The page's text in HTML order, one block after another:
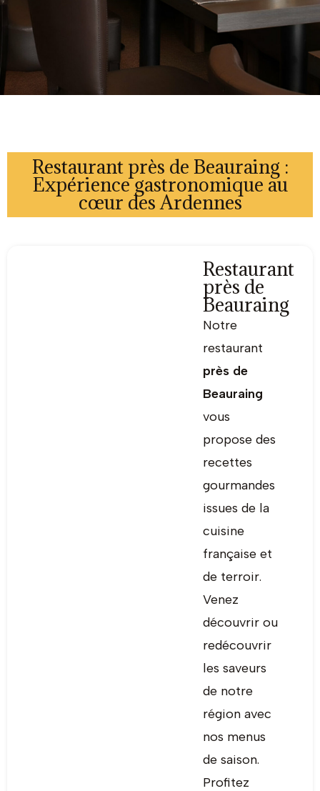
Restaurant près de Beauraing :
Expérience gastronomique au
cœur des Ardennes
Restaurant
près de
Beauraing
Notre
restaurant
près de
Beauraing
vous
propose des
recettes
gourmandes
issues de la
cuisine
française et
de terroir.
Venez
découvrir ou
redécouvrir
les saveurs
de notre
région avec
nos menus
de saison.
Profitez